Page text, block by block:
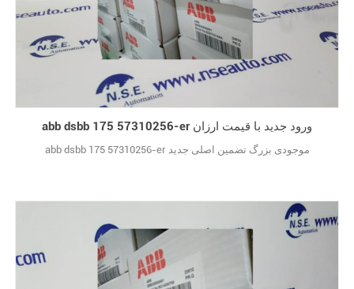
abb dsbb 175 57310256-er ورود جدید با قیمت ارزان
abb dsbb 175 57310256-er موجودی بزرگ تضمین اصلی جدید